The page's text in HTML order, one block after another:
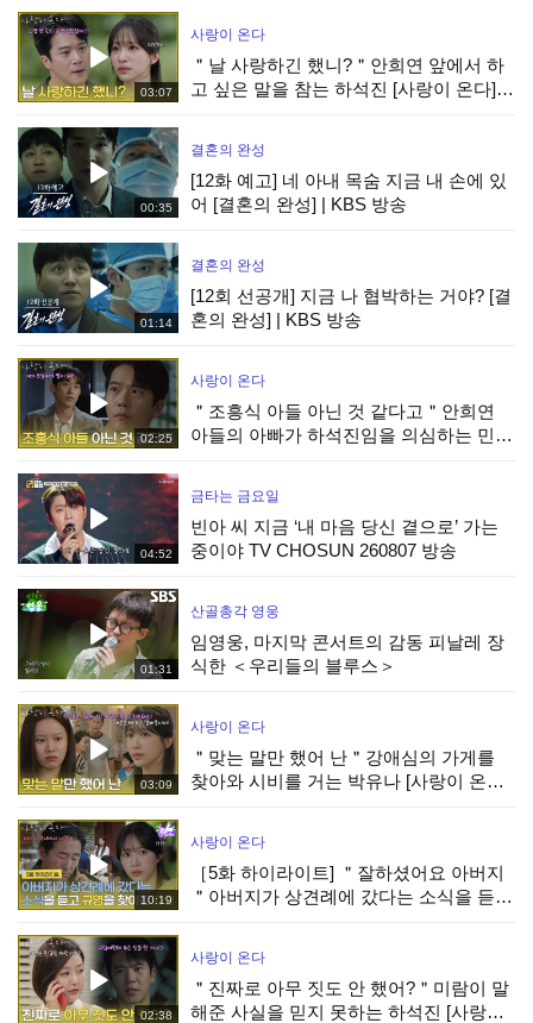
03:07
사랑이 온다
＂날 사랑하긴 했니?＂안희연 앞에서 하
고 싶은 말을 참는 하석진 [사랑이 온다] |
00:35
결혼의 완성
[12화 예고] 네 아내 목숨 지금 내 손에 있
어 [결혼의 완성] | KBS 방송
01:14
결혼의 완성
[12회 선공개] 지금 나 협박하는 거야? [결
혼의 완성] | KBS 방송
02:25
사랑이 온다
＂조흥식 아들 아닌 것 같다고＂안희연
아들의 아빠가 하석진임을 의심하는 민진
04:52
금타는 금요일
빈아 씨 지금 ‘내 마음 당신 곁으로’ 가는
중이야 TV CHOSUN 260807 방송
01:31
산골총각 영웅
임영웅, 마지막 콘서트의 감동 피날레 장
식한 ＜우리들의 블루스＞
03:09
사랑이 온다
＂맞는 말만 했어 난＂강애심의 가게를
찾아와 시비를 거는 박유나 [사랑이 온다]
10:19
사랑이 온다
［5화 하이라이트] ＂잘하셨어요 아버지
＂아버지가 상견례에 갔다는 소식을 듣고
02:38
사랑이 온다
＂진짜로 아무 짓도 안 했어?＂미람이 말
해준 사실을 믿지 못하는 하석진 [사랑이